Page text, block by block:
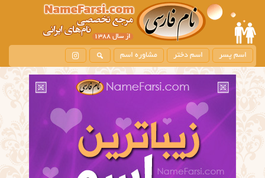
m
i
c
n
اسم پسر اسم دختر مشاوره اسم